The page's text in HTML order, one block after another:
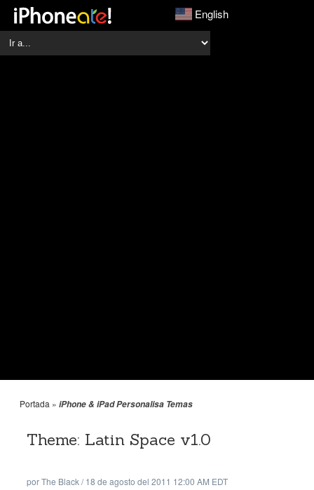
English
Portada » iPhone & iPad Personalisa Temas
Theme: Latin Space v1.0
porThe Black/18 de agosto del 2011 12:00 AM EDT